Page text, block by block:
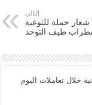
التالي
حملة للتوعية
طيف التوحد
خلال تعاملات اليوم